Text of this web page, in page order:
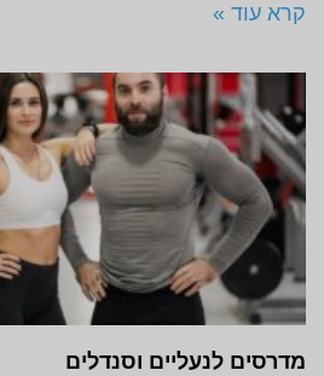
קרא עוד »
מדרסים לנעליים וסנדלים